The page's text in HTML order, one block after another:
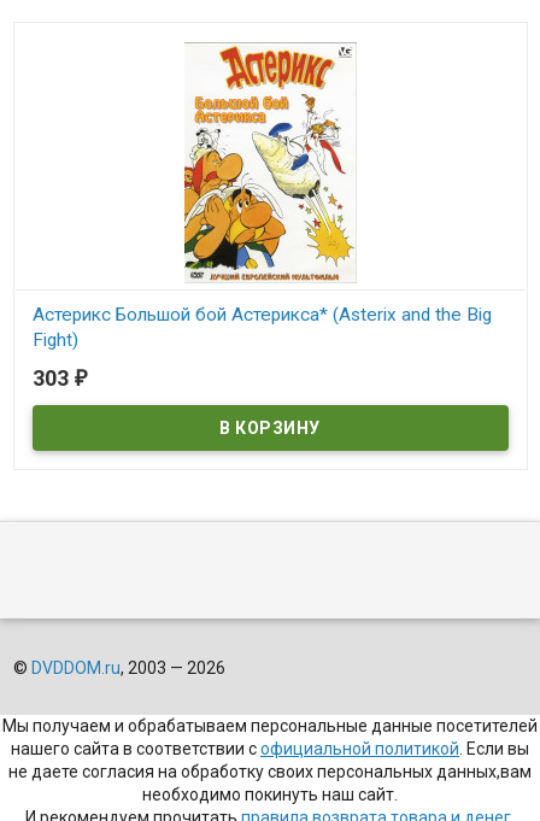
Астерикс Большой бой Астерикса* (Asterix and the Big
Fight)
В наличии
303 ₽
© DVDDOM.ru, 2003 — 2026
Мы получаем и обрабатываем персональные данные посетителей
нашего сайта в соответствии софициальной политикой . Если вы
не даете согласия на обработку своих персональных данных,вам
необходимо покинуть наш сайт.
И рекомендуем прочитать правила возврата товара и денег